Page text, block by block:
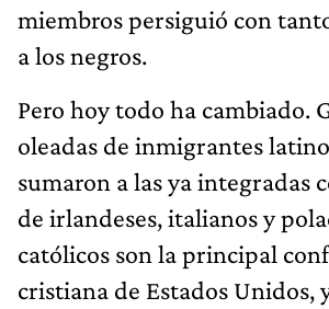
miembros persiguió con
a los negros.
Pero hoy todo ha cambiado.
oleadas de inmigrantes
sumaron a las ya integradas
de irlandeses, italianos y
católicos son la principal
cristiana de Estados Unidos,